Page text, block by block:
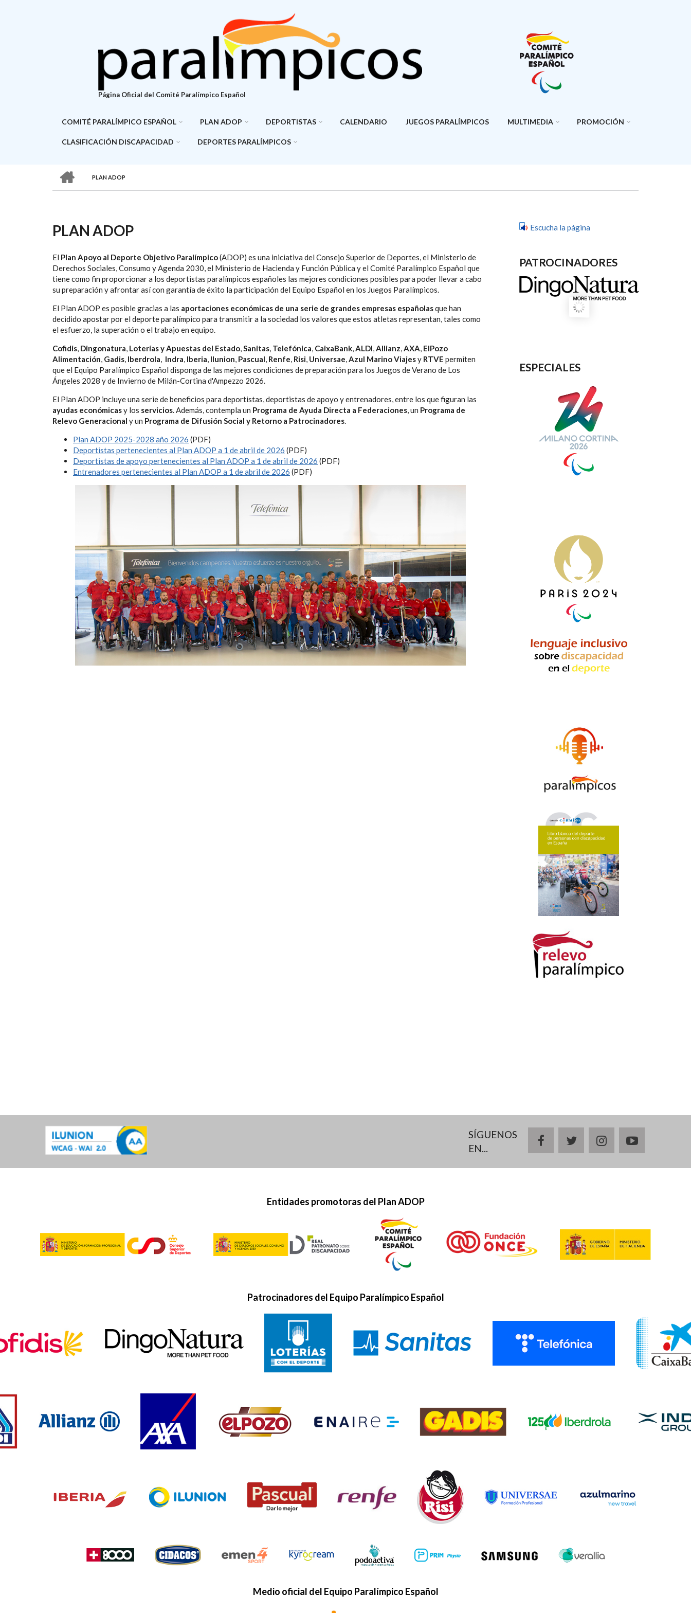
Página Oficial del Comité Paralímpico Español
COMITÉ PARALÍMPICO ESPAÑOL PLAN ADOP DEPORTISTAS CALENDARIO JUEGOS PARALÍMPICOS MULTIMEDIA PROMOCIÓN
CLASIFICACIÓN DISCAPACIDAD DEPORTES PARALÍMPICOS
SOBRESCRIBIR
DE
AYUDA
A
LA
NAVEGACIÓN
PLAN ADOP
PLAN ADOP
El Plan Apoyo al Deporte Objetivo Paralímpico(ADOP) es una iniciativa del Consejo Superior de Deportes, el Ministerio de
Derechos Sociales, Consumo y Agenda 2030, el Ministerio de Hacienda y Función Pública y el Comité Paralímpico Español que
tiene como fin proporcionar a los deportistas paralímpicos españoles las mejores condiciones posibles para poder llevar a cabo
su preparación y afrontar así con garantía de éxito la participación del Equipo Español en los Juegos Paralímpicos.
El Plan ADOP es posible gracias a las aportaciones económicas de una serie de grandes empresas españolasque han
decidido apostar por el deporte paralímpico para transmitir a la sociedad los valores que estos atletas representan, tales como
el esfuerzo, la superación o el trabajo en equipo.
Cofidis, Dingonatura, Loterías y Apuestas del Estado,Sanitas, Telefónica, CaixaBank,ALDI,Allianz,AXA, ElPozo
Alimentación, Gadis, Iberdrola, Indra, Iberia, Ilunion, Pascual, Renfe, Risi, Universae,Azul Marino Viajesy RTVE permiten
que el Equipo Paralímpico Español disponga de las mejores condiciones de preparación para los Juegos de Verano de Los
Ángeles 2028 y de Invierno de Milán-Cortina d'Ampezzo 2026.
El Plan ADOP incluye una serie de beneficios para deportistas, deportistas de apoyo y entrenadores, entre los que figuran las
ayudas económicasy los servicios. Además, contempla un Programa de Ayuda Directa a Federaciones, un Programa de
Relevo Generacional y un Programa de Difusión Social y Retorno a Patrocinadores.
Plan ADOP 2025-2028 año 2026 (PDF)
Deportistas pertenecientes al Plan ADOP a 1 de abril de 2026 (PDF)
Deportistas de apoyo pertenecientes al Plan ADOP a 1 de abril de 2026 (PDF)
Entrenadores pertenecientes al Plan ADOP a 1 de abril de 2026 (PDF)
Escucha la página
PATROCINADORES
ESPECIALES
SÍGUENOS
EN...
facebooktwitterinstagramyoutube
Entidades promotoras del Plan ADOP
Patrocinadores del Equipo Paralímpico Español
Medio oficial del Equipo Paralímpico Español